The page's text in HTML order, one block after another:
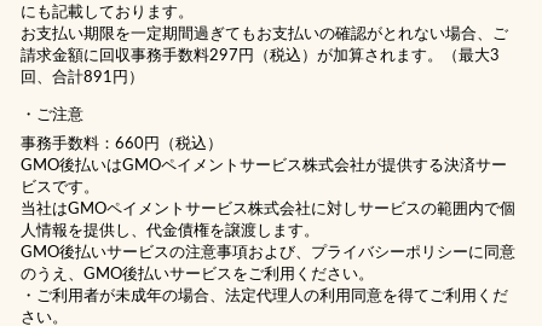
にも記載しております。
お支払い期限を一定期間過ぎてもお支払いの確認がとれない場合、ご
請求金額に回収事務手数料297円（税込）が加算されます。（最大3
回、合計891円）
ご注意
事務手数料：660円（税込）
GMO後払いはGMOペイメントサービス株式会社が提供する決済サー
ビスです。
当社はGMOペイメントサービス株式会社に対しサービスの範囲内で個
人情報を提供し、代金債権を譲渡します。
GMO後払いサービスの注意事項および、 プライバシーポリシーに同意
のうえ、GMO後払いサービスをご利用ください。
・ご利用者が未成年の場合、法定代理人の利用同意を得てご利用くだ
さい。